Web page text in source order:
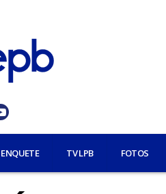
ENQUETE TV LPB FOTOS